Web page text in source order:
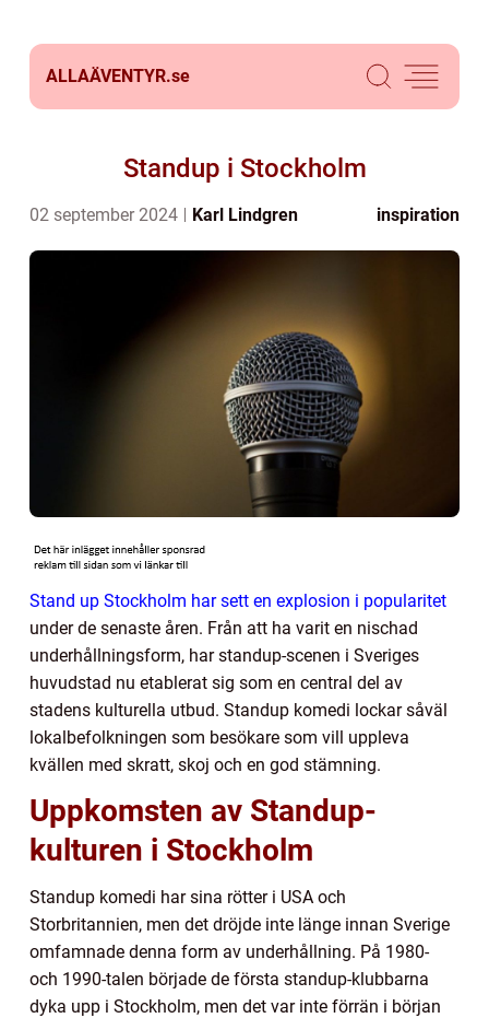
ALLAÄVENTYR.se
Standup i Stockholm
02 september 2024 Karl Lindgren inspiration
Stand up Stockholm har sett en explosion i popularitet
under de senaste åren. Från att ha varit en nischad
underhållningsform, har standup-scenen i Sveriges
huvudstad nu etablerat sig som en central del av
stadens kulturella utbud. Standup komedi lockar såväl
lokalbefolkningen som besökare som vill uppleva
kvällen med skratt, skoj och en god stämning.
Uppkomsten av Standup-
kulturen i Stockholm
Standup komedi har sina rötter i USA och
Storbritannien, men det dröjde inte länge innan Sverige
omfamnade denna form av underhållning. På 1980-
och 1990-talen började de första standup-klubbarna
dyka upp i Stockholm, men det var inte förrän i början